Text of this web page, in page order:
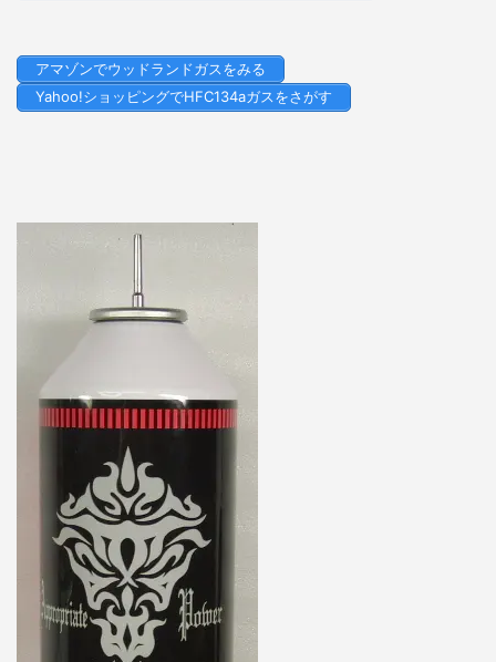
アマゾンでウッドランドガスをみる
Yahoo!ショッピングでHFC134aガスをさがす